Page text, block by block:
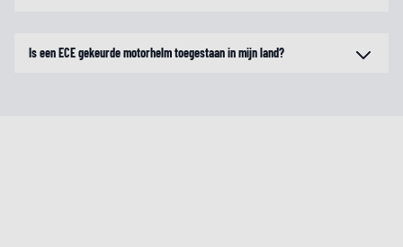
Is een ECE gekeurde motorhelm toegestaan in mijn land?